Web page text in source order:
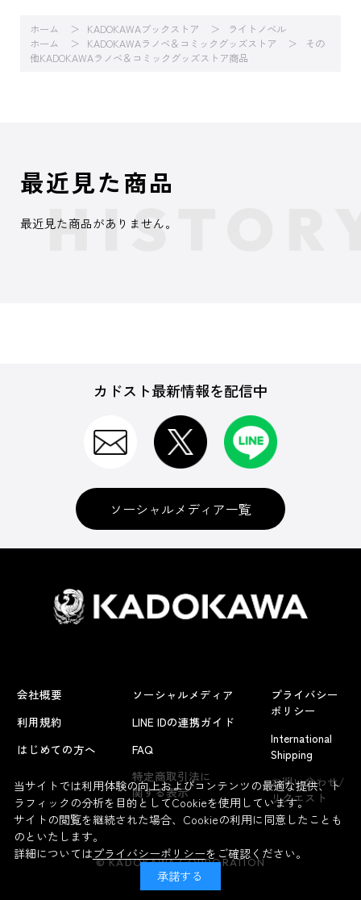
ホーム KADOKAWAブックストア
ライトノベル
ホーム
KADOKAWAラノベ＆コミックグッズストア
その
他KADOKAWAラノベ＆コミックグッズストア商品
よくあるお問い合わせ
最近見た商品
最近見た商品がありません。
カドスト最新情報を配信中
ソーシャルメディア一覧
会社概要
利用規約
はじめての方へ
ソーシャルメディア
LINE IDの連携ガイド
FAQ
特定商取引法に
関する表示
プライバシー
ポリシー
International
Shipping
お問い合わせ/
リクエスト
© KADOKAWA CORPORATION
当サイトでは利用体験の向上およびコンテンツの最適な提供、ト
ラフィックの分析を目的としてCookieを使用しています。
サイトの閲覧を継続された場合、Cookieの利用に同意したことも
のといたします。
詳細についてはプライバシーポリシーをご確認ください。
承諾する